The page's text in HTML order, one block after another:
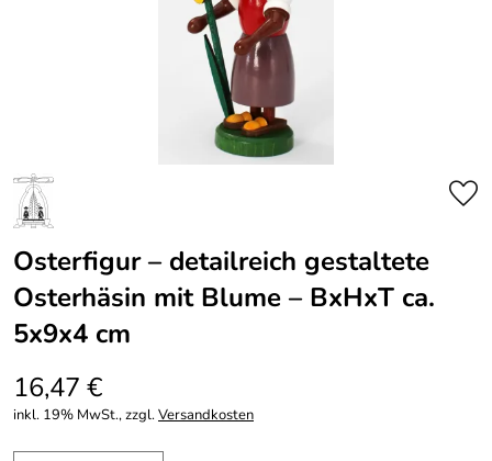
Osterfigur – detailreich gestaltete
Osterhäsin mit Blume – BxHxT ca.
5x9x4 cm
16,47 €
inkl. 19% MwSt., zzgl.Versandkosten